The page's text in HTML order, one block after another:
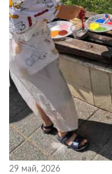
29 май, 2026